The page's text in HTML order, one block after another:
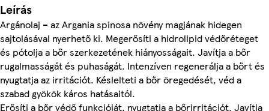
Leírás
Argánolaj – az Argania spinosa növény magjának hidegen
sajtolásával nyerhető ki. Megerősíti a hidrolipid védőréteget
és pótolja a bőr szerkezetének hiányosságait. Javítja a bőr
rugalmasságát és puhaságát. Intenzíven regenerálja a bőrt és
nyugtatja az irritációt. Késlelteti a bőr öregedését, véd a
szabad gyökök káros hatásaitól.
Erősíti a bőr védő funkcióját, nyugtatja a bőrirritációt. Javítja